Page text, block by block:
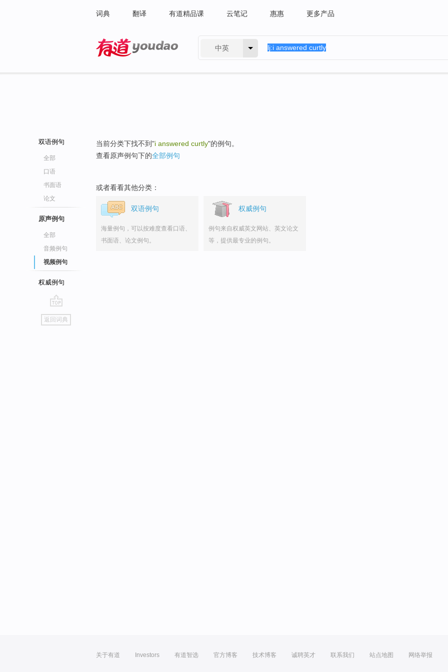
词典 翻译 有道精品课 云笔记 惠惠 更多产品
中英
双语例句
全部
口语
书面语
论文
原声例句
全部
音频例句
视频例句
权威例句
go
top
返回词典
当前分类下找不到"i answered curtly"的例句。
查看原声例句下的全部例句
或者看看其他分类：
双语例句
海量例句，可以按难度查看口语、
书面语、论文例句。
权威例句
例句来自权威英文网站、英文论文
等，提供最专业的例句。
关于有道 Investors 有道智选 官方博客 技术博客 诚聘英才 联系我们 站点地图 网络举报